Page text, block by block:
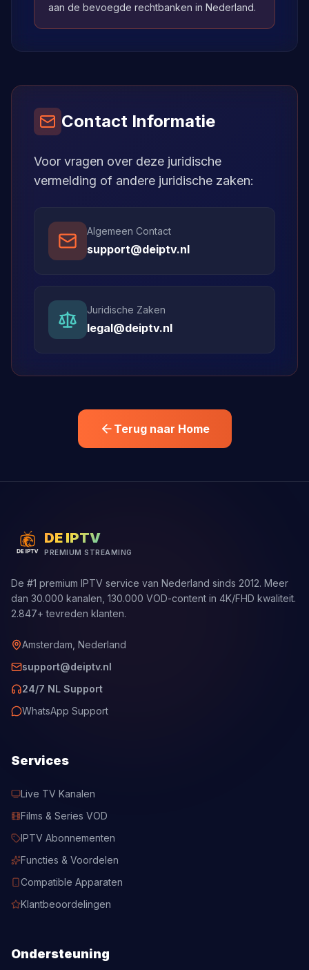
aan de bevoegde rechtbanken in Nederland.
Contact Informatie
Voor vragen over deze juridische
vermelding of andere juridische zaken:
Algemeen Contact
support@deiptv.nl
Juridische Zaken
legal@deiptv.nl
Terug naar Home
DE IPTV
PREMIUM STREAMING
De #1 premium IPTV service van Nederland sinds 2012. Meer
dan 30.000 kanalen, 130.000 VOD-content in 4K/FHD kwaliteit.
2.847+ tevreden klanten.
Amsterdam, Nederland
support@deiptv.nl
24/7 NL Support
WhatsApp Support
Services
Live TV Kanalen
Films & Series VOD
IPTV Abonnementen
Functies & Voordelen
Compatible Apparaten
Klantbeoordelingen
Ondersteuning